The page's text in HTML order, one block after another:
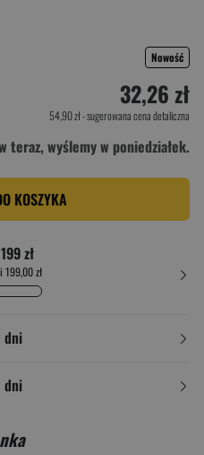
Nowość
32,26 zł
54,90 zł- sugerowana cena detaliczna
teraz, wyślemy w poniedziałek.
KOSZYKA
zł
199,00 zł
dni
dni